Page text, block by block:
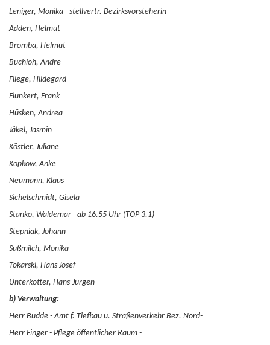
Leniger, Monika - stellvertr. Bezirksvorsteherin -
Adden, Helmut
Bromba, Helmut
Buchloh, Andre
Fliege, Hildegard
Flunkert, Frank
Hüsken, Andrea
Jäkel, Jasmin
Köstler, Juliane
Kopkow, Anke
Neumann, Klaus
Sichelschmidt, Gisela
Stanko, Waldemar - ab 16.55 Uhr (TOP 3.1)
Stepniak, Johann
Süßmilch, Monika
Tokarski, Hans Josef
Unterkötter, Hans-Jürgen
b) Verwaltung:
Herr Budde - Amt f. Tiefbau u. Straßenverkehr Bez. Nord-
Herr Finger - Pflege öffentlicher Raum -